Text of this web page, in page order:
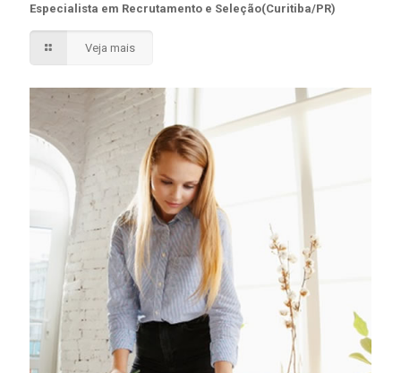
Especialista em Recrutamento e Seleção(Curitiba/PR)
Veja mais